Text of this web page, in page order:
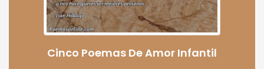
Cinco Poemas De Amor Infantil